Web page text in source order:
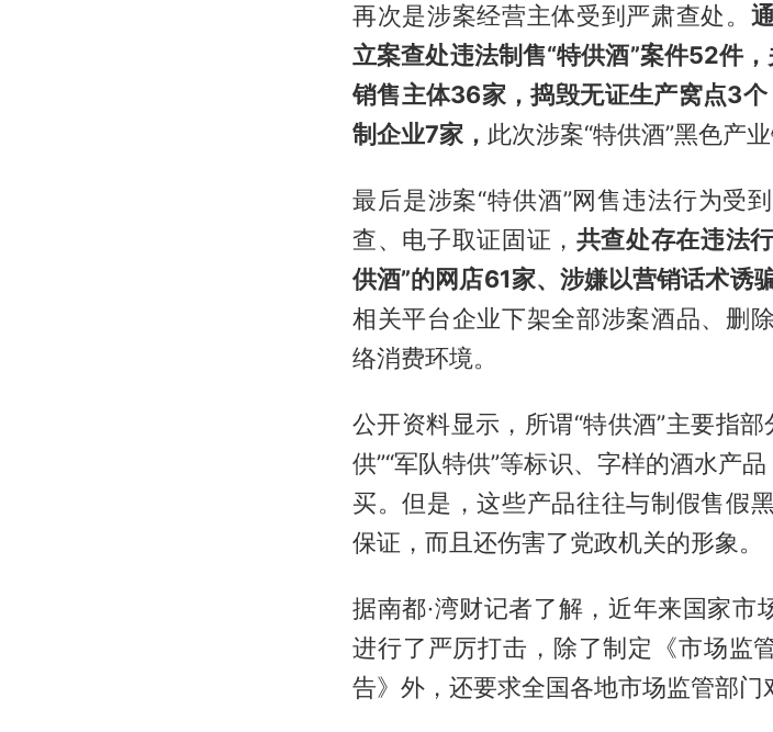
再次是涉案经营主体受到严肃查处。
立案查处违法制售“特供酒”案件52件
销售主体36家，捣毁无证生产窝点3
制企业7家， 此次涉案“特供酒”黑色产
最后是涉案“特供酒”网售违法行为受
查、电子取证固证， 共查处存在违法
供酒”的网店61家、涉嫌以营销话术诱
相关平台企业下架全部涉案酒品、删
络消费环境。
公开资料显示，所谓“特供酒”主要指部
供”“军队特供”等标识、字样的酒水产
买。但是，这些产品往往与制假售假
保证，而且还伤害了党政机关的形象。
据南都·湾财记者了解，近年来国家市
进行了严厉打击，除了制定《市场监
告》外，还要求全国各地市场监管部门